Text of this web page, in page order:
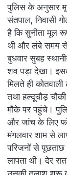
पुलिस के अनुसार
संतपाल, निवासी
है कि सुनीता मूल
थी और लंबे समय से
बुधवार सुबह
शव पड़ा देखा।
मिलते ही
तथा हल्दूचौड़
मौके पर पहुंचे।
और जांच के लिए
मंगलवार शाम से
परिजनों से
लापता थी। देर